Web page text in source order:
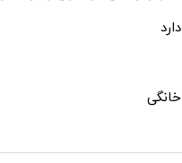
دارد
خانگی